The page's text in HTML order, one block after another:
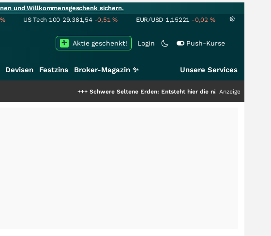
und Willkommensgeschenk sichern.
% US Tech 100 29.381,54 -0,51% EUR/USD 1,15221 -0,02 %
Login Push-Kurse
Aktie geschenkt!
Devisen Festzins Broker-Magazin ✨ Unsere Services
Schwere Seltene Erden: Entsteht hier die nächste Milliardenstory?
Anzeige